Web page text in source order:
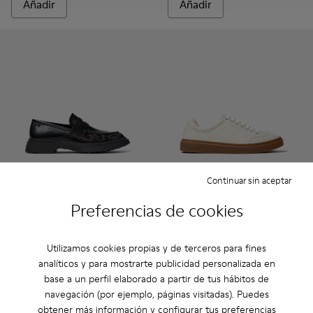
Preferencias de cookies
Utilizamos cookies propias y de terceros para fines
analíticos y para mostrarte publicidad personalizada en
base a un perfil elaborado a partir de tus hábitos de
navegación (por ejemplo, páginas visitadas). Puedes
obtener más información y configurar tus preferencias
Continuar sin aceptar
Añadir Añadir
Walden - K100633-048 - Mocasines de piel negros para
Walden - K100633-049
Walden - K100633-046
Walden - K100633-045
Walden - K100633-027
Walden - K100633-026
Walden -
Runner Twentyfive -
Runner Twentyfive -
Runner
140 €
Añadir